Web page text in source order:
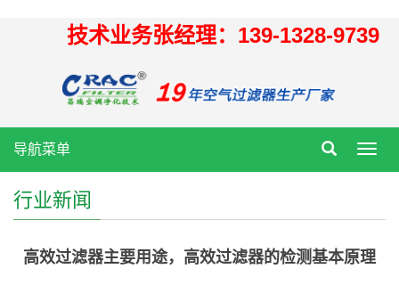
技术业务张经理：139-1328-9739
导航菜单
行业新闻
高效过滤器主要用途，高效过滤器的检测基本原理